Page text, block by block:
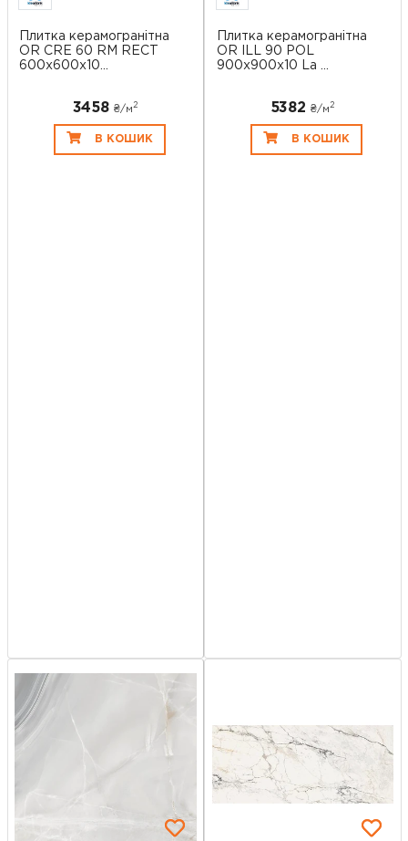
Плитка керамогранітна
OR CRE 60 RM RECT
600x600x10...
3458 ₴/м 2
В КОШИК
Плитка керамогранітна
OR ILL 90 POL
900x900x10 La ...
5382 ₴/м 2
В КОШИК